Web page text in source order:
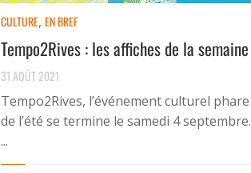
CULTURE, EN BREF
Tempo2Rives : les affiches de la semaine
31 AOÛT 2021
Tempo2Rives, l’événement culturel phare
de l’été se termine le samedi 4 septembre.
...